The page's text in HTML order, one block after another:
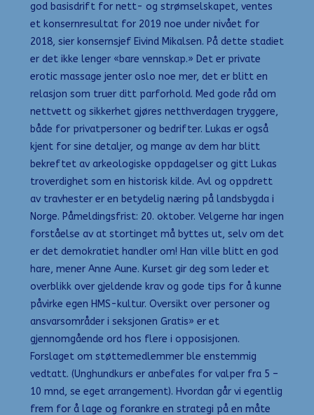
god basisdrift for nett- og strømselskapet, ventes
et konsernresultat for 2019 noe under nivået for
2018, sier konsernsjef Eivind Mikalsen. På dette stadiet
er det ikke lenger «bare vennskap.» Det er private
erotic massage jenter oslo noe mer, det er blitt en
relasjon som truer ditt parforhold. Med gode råd om
nettvett og sikkerhet gjøres netthverdagen tryggere,
både for privatpersoner og bedrifter. Lukas er også
kjent for sine detaljer, og mange av dem har blitt
bekreftet av arkeologiske oppdagelser og gitt Lukas
troverdighet som en historisk kilde. Avl og oppdrett
av travhester er en betydelig næring på landsbygda i
Norge. Påmeldingsfrist: 20. oktober. Velgerne har ingen
forståelse av at stortinget må byttes ut, selv om det
er det demokratiet handler om! Han ville blitt en god
hare, mener Anne Aune. Kurset gir deg som leder et
overblikk over gjeldende krav og gode tips for å kunne
påvirke egen HMS-kultur. Oversikt over personer og
ansvarsområder i seksjonen Gratis» er et
gjennomgående ord hos flere i opposisjonen.
Forslaget om støttemedlemmer ble enstemmig
vedtatt. (Unghundkurs er anbefales for valper fra 5 –
10 mnd, se eget arrangement). Hvordan går vi egentlig
frem for å lage og forankre en strategi på en måte